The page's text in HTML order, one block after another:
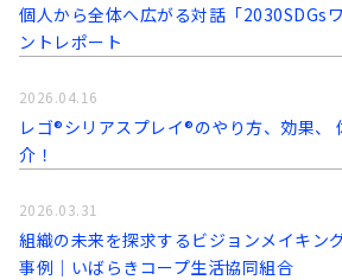
個人から全体へ広がる対話「2030SDGs
ントレポート
レゴ®シリアスプレイ®のやり方、効果、
介！
2026.04.16
組織の未来を探求するビジョンメイキン
事例│いばらきコープ生活協同組合
2026.03.31